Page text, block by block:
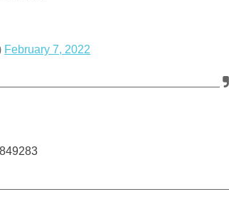
February 7, 2022